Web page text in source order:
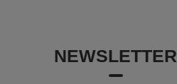
NEWSLETTER